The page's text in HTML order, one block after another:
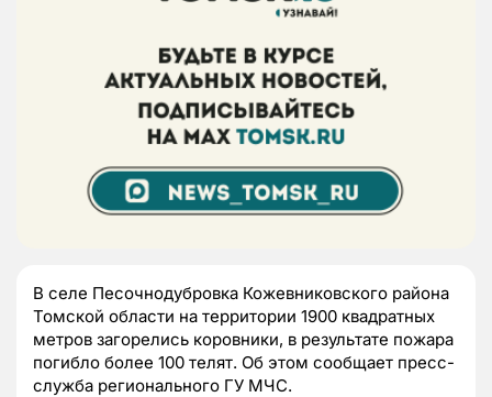
В селе Песочнодубровка Кожевниковского района
Томской области на территории 1900 квадратных
метров загорелись коровники, в результате пожара
погибло более 100 телят. Об этом сообщает пресс-
служба регионального ГУ МЧС.